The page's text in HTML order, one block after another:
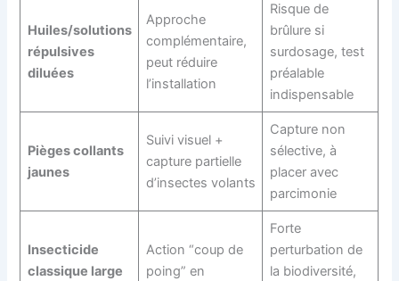
Huiles/solutions
répulsives
diluées
Approche
complémentaire,
peut réduire
l’installation
Risque de
brûlure si
surdosage, test
préalable
indispensable
Pièges collants
jaunes
Suivi visuel +
capture partielle
d’insectes volants
Capture non
sélective, à
placer avec
parcimonie
Insecticide
classique large
Action “coup de
poing” en
Forte
perturbation de
la biodiversité,